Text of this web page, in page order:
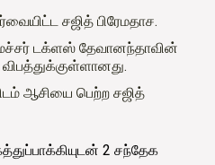
சஜித் பிரேமதாச.
டக்ளஸ் தேவானந்தாவின்
விபத்துக்குள்ளானது.
ஆசியை பெற்ற சஜித்
2 சந்தேக